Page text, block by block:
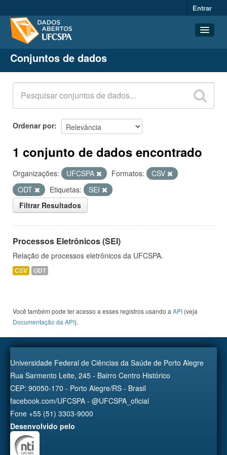
Entrar
Conjuntos de dados
Organizações
Grupos
Sobre
Conjuntos de dados
Ordenar por
1 conjunto de dados encontrado
Organizações: UFCSPA Formatos:
CSV
ODT
Etiquetas:
SEI
Filtrar Resultados
Processos Eletrônicos (SEI)
Relação de processos eletrônicos da UFCSPA.
CSV ODT
Você também pode ter acesso a esses registros usando a API (veja
Documentação da API).
Universidade Federal de Ciências da Saúde de Porto Alegre
Rua Sarmento Leite, 245 - Bairro Centro Histórico
CEP: 90050-170 - Porto Alegre/RS - Brasil
facebook.com/UFCSPA - @UFCSPA_oficial
Fone +55 (51) 3303-9000
Desenvolvido pelo